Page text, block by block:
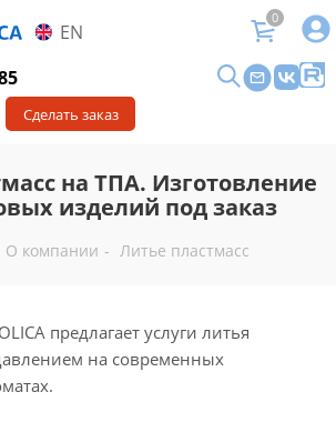
EN
0
Сделать заказ
на ТПА. Изготовление
изделий под заказ
О компании - Литье пластмасс
предлагает услуги литья
на современных